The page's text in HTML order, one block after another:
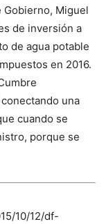
Gobierno, Miguel
de inversión a
de agua potable
en 2016.
una
cuando se
porque se
10/12/df-